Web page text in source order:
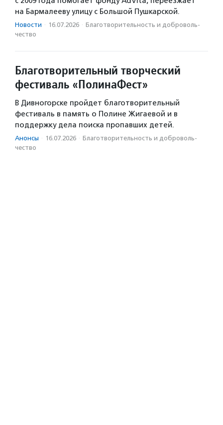
на Бармалееву улицу с Большой Пушкарской.
Новости · 16.07.2026 · Благотвори­тель­ность и доброволь­
чест­во
Благотворительный творческий
фестиваль «ПолинаФест»
В Дивногорске пройдет благотворительный
фестиваль в память о Полине Жигаевой и в
поддержку дела поиска пропавших детей.
Анонсы · 16.07.2026 · Благотвори­тель­ность и доброволь­
чест­во